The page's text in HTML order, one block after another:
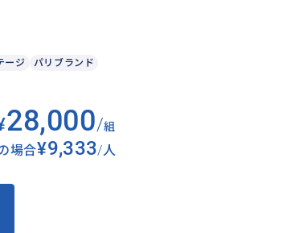
ージ
パリブランド
28,000/組
場合 ¥9,333/人